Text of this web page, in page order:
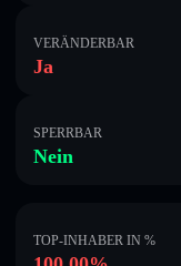
VERÄNDERBAR
Ja
SPERRBAR
Nein
TOP-INHABER IN %